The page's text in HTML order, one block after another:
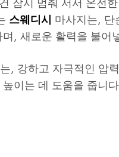
스웨디시 마사지는, 단
, 새로운 활력을 불어
, 강하고 자극적인
이는 데 도움을 줍